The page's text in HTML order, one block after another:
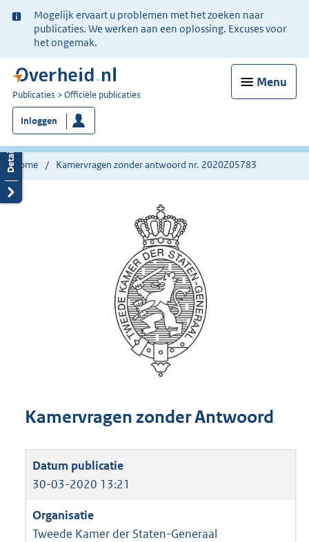
Ter
informatie:
Mogelijk ervaart u problemen met het zoeken naar
publicaties. We werken aan een oplossing. Excuses voor
het ongemak.
Menu
U
bent
nu
hier:
Publicaties Officiële publicaties
Inloggen
Home Kamervragen zonder antwoord nr. 2020Z05783
Kamervragen zonder Antwoord
30-03-2020 13:21
Tweede Kamer der Staten-Generaal